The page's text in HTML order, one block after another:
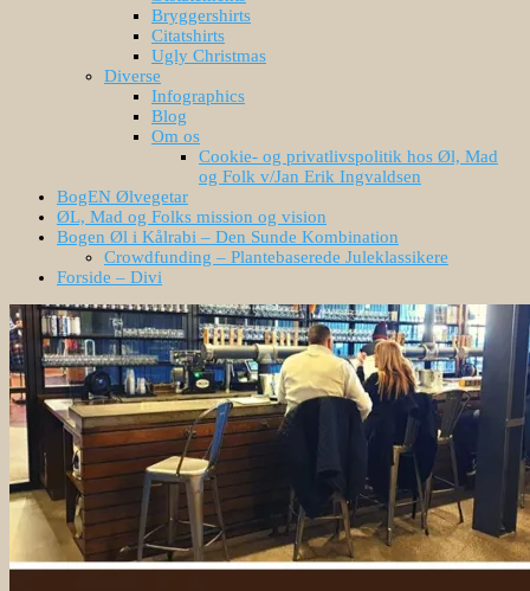
Bryggershirts
Citatshirts
Ugly Christmas
Diverse
Infographics
Blog
Om os
Cookie- og privatlivspolitik hos Øl, Mad
og Folk v/Jan Erik Ingvaldsen
BogEN Ølvegetar
ØL, Mad og Folks mission og vision
Bogen Øl i Kålrabi – Den Sunde Kombination
Crowdfunding – Plantebaserede Juleklassikere
Forside – Divi